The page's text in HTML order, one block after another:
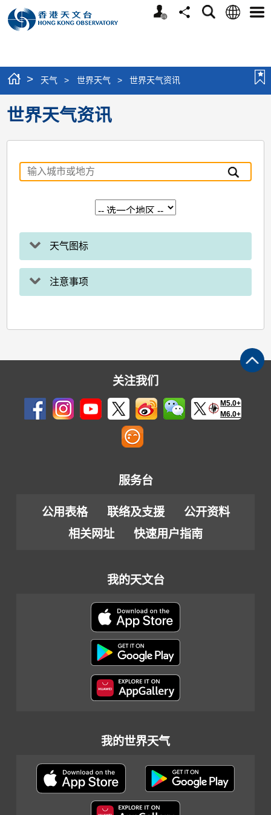
个
分
搜
语
选
> 天气 > 世界天气 > 世界天气资讯
世界天气资讯
天气图标
注意事项
关注我们
M5.0+
M6.0+
服务台
公用表格 联络及支援
公开资料
相关网址
快速用户指南
我的天文台
我的世界天气